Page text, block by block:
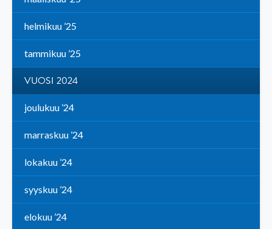
helmikuu ’25
tammikuu ’25
VUOSI 2024
joulukuu ’24
marraskuu ’24
lokakuu ’24
syyskuu ’24
elokuu ’24